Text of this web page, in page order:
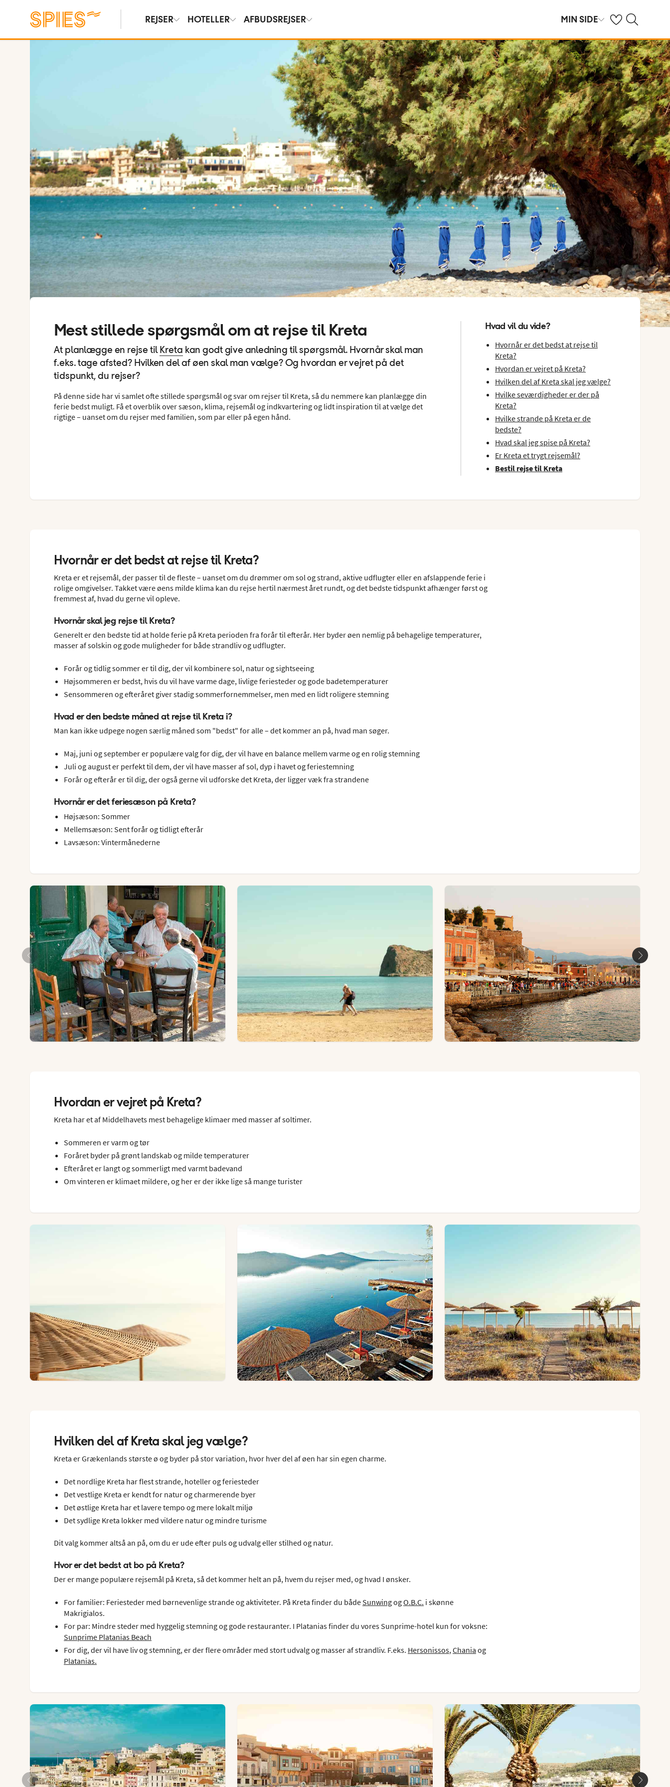
REJSER HOTELLER AFBUDSREJSER MIN SIDE Se dine gemte
Søg på spies.dk
Mest stillede spørgsmål om at rejse til Kreta
At planlægge en rejse til Kreta kan godt give anledning til spørgsmål. Hvornår skal man
f.eks. tage afsted? Hvilken del af øen skal man vælge? Og hvordan er vejret på det
tidspunkt, du rejser?
På denne side har vi samlet ofte stillede spørgsmål og svar om rejser til Kreta, så du nemmere kan planlægge din
ferie bedst muligt. Få et overblik over sæson, klima, rejsemål og indkvartering og lidt inspiration til at vælge det
rigtige – uanset om du rejser med familien, som par eller på egen hånd.
Hvad vil du vide?
Hvornår er det bedst at rejse til
Kreta?
Hvordan er vejret på Kreta?
Hvilken del af Kreta skal jeg vælge?
Hvilke seværdigheder er der på
Kreta?
Hvilke strande på Kreta er de
bedste?
Hvad skal jeg spise på Kreta?
Er Kreta et trygt rejsemål?
Bestil rejse til Kreta
Hvornår er det bedst at rejse til Kreta?
Kreta er et rejsemål, der passer til de fleste – uanset om du drømmer om sol og strand, aktive udflugter eller en afslappende ferie i
rolige omgivelser. Takket være øens milde klima kan du rejse hertil nærmest året rundt, og det bedste tidspunkt afhænger først og
fremmest af, hvad du gerne vil opleve.
Hvornår skal jeg rejse til Kreta?
Generelt er den bedste tid at holde ferie på Kreta perioden fra forår til efterår. Her byder øen nemlig på behagelige temperaturer,
masser af solskin og gode muligheder for både strandliv og udflugter.
Forår og tidlig sommer er til dig, der vil kombinere sol, natur og sightseeing
Højsommeren er bedst, hvis du vil have varme dage, livlige feriesteder og gode badetemperaturer
Sensommeren og efteråret giver stadig sommerfornemmelser, men med en lidt roligere stemning
Hvad er den bedste måned at rejse til Kreta i?
Man kan ikke udpege nogen særlig måned som "bedst" for alle – det kommer an på, hvad man søger.
Maj, juni og september er populære valg for dig, der vil have en balance mellem varme og en rolig stemning
Juli og august er perfekt til dem, der vil have masser af sol, dyp i havet og feriestemning
Forår og efterår er til dig, der også gerne vil udforske det Kreta, der ligger væk fra strandene
Hvornår er det feriesæson på Kreta?
Højsæson: Sommer
Mellemsæson: Sent forår og tidligt efterår
Lavsæson: Vintermånederne
Hvordan er vejret på Kreta?
Kreta har et af Middelhavets mest behagelige klimaer med masser af soltimer.
Sommeren er varm og tør
Foråret byder på grønt landskab og milde temperaturer
Efteråret er langt og sommerligt med varmt badevand
Om vinteren er klimaet mildere, og her er der ikke lige så mange turister
Hvilken del af Kreta skal jeg vælge?
Kreta er Grækenlands største ø og byder på stor variation, hvor hver del af øen har sin egen charme.
Det nordlige Kreta har flest strande, hoteller og feriesteder
Det vestlige Kreta er kendt for natur og charmerende byer
Det østlige Kreta har et lavere tempo og mere lokalt miljø
Det sydlige Kreta lokker med vildere natur og mindre turisme
Dit valg kommer altså an på, om du er ude efter puls og udvalg eller stilhed og natur.
Hvor er det bedst at bo på Kreta?
Der er mange populære rejsemål på Kreta, så det kommer helt an på, hvem du rejser med, og hvad I ønsker.
For familier: Feriesteder med børnevenlige strande og aktiviteter. På Kreta finder du både SunwingogO.B.C. i skønne
Makrigialos.
For par: Mindre steder med hyggelig stemning og gode restauranter. I Platanias finder du vores Sunprime-hotel kun for voksne:
Sunprime Platanias Beach
For dig, der vil have liv og stemning, er der flere områder med stort udvalg og masser af strandliv. F.eks. Hersonissos, Chania og
Platanias.